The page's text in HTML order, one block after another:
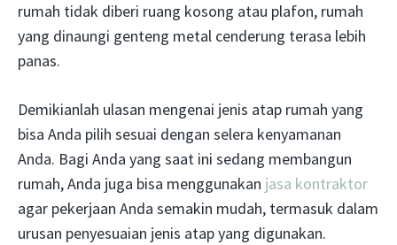
rumah tidak diberi ruang kosong atau plafon, rumah
yang dinaungi genteng metal cenderung terasa lebih
panas.
Demikianlah ulasan mengenai jenis atap rumah yang
bisa Anda pilih sesuai dengan selera kenyamanan
Anda. Bagi Anda yang saat ini sedang membangun
rumah, Anda juga bisa menggunakan jasa kontraktor
agar pekerjaan Anda semakin mudah, termasuk dalam
urusan penyesuaian jenis atap yang digunakan.